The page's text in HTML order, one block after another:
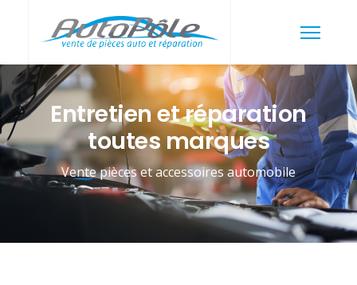
Entretien et réparation
toutes marques
Vente pièces et accessoires automobile